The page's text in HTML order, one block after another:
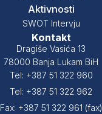
Aktivnosti
SWOT Intervju
Kontakt
Dragiše Vasića 13
78000 Banja Lukam BiH
Tel: +387 51 322 960
Tel: +387 51 322 962
Fax: +387 51 322 961 (fax)